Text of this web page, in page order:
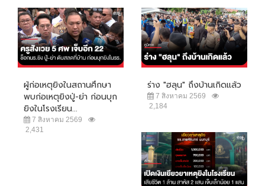
ผู้ก่อเหตุยิงในสถานศึกษา
พบก่อเหตุยิงปู่-ย่า ก่อนบุก
ยิงในโรงเรียน...
7 สิงหาคม 2569
2,431
ร่าง "ฮลุน" ถึงบ้านเกิดแล้ว
7 สิงหาคม 2569
2,184